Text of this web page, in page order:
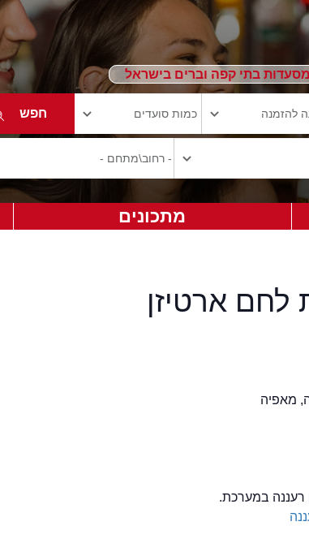
בתי קפה וברים בישראל
מתכונים
לחם ארטיזן
מאפיה
רעננה במערכת.